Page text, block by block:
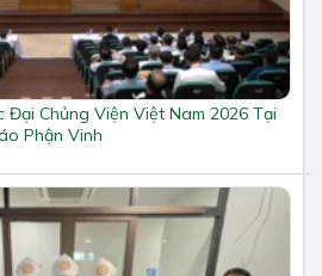
Đại Chủng Viện Việt Nam 2026 Tại
Phận Vinh